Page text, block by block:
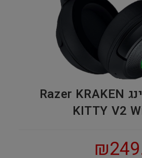
אוזניות גיימינג Razer KRAKEN
KITTY V2
₪